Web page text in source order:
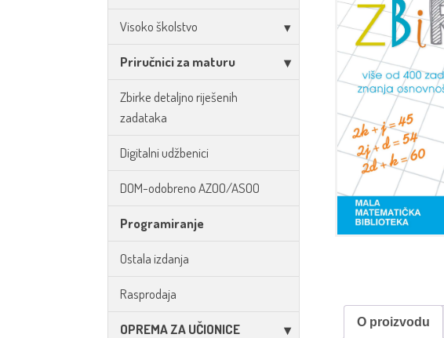
Visoko školstvo
Priručnici za maturu
Zbirke detaljno riješenih
zadataka
Digitalni udžbenici
DOM-odobreno AZOO/ASOO
Programiranje
Ostala izdanja
Rasprodaja
OPREMA ZA UČIONICE O proizvodu